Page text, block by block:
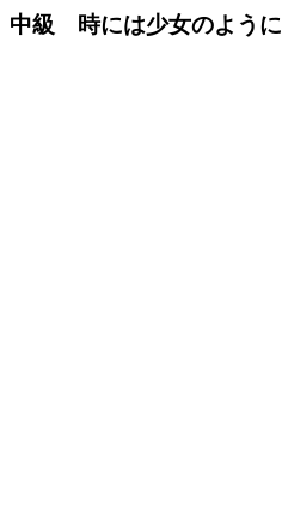
中級 時には少女のように